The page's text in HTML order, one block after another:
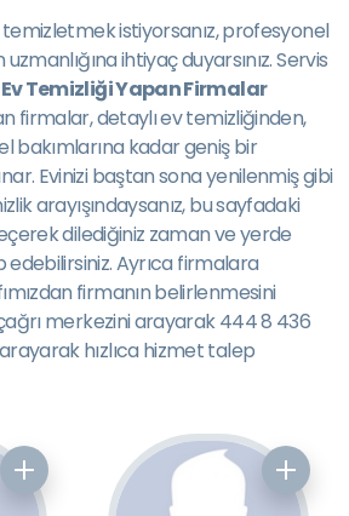
istiyorsanız, profesyonel
ihtiyaç duyarsınız. Servis
Temizliği Yapan Firmalar
firmalar, detaylı ev temizliğinden,
bakımlarına kadar geniş bir
Evinizi baştan sona yenilenmiş gibi
arayışındaysanız, bu sayfadaki
dilediğiniz zaman ve yerde
Ayrıca firmalara
firmanın belirlenmesini
merkezini arayarak 444 8 436
hızlıca hizmet talep